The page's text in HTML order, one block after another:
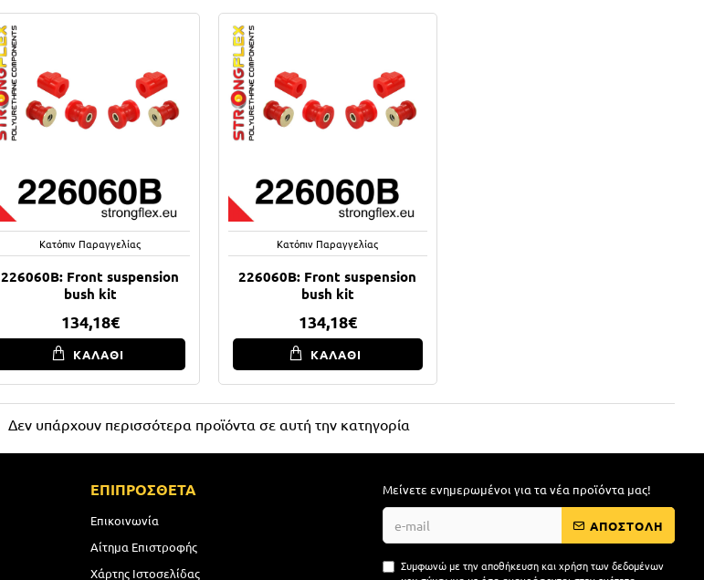
Κατόπιν Παραγγελίας
226060B: Front suspension
bush kit
134,18€
ΚΑΛΑΘΙ
Κατόπιν Παραγγελίας
226060B: Front suspension
bush kit
134,18€
ΚΑΛΑΘΙ
Δεν υπάρχουν περισσότερα προϊόντα σε αυτή την κατηγορία
ΕΠΙΠΡΟΣΘΕΤΑ
Επικοινωνία
Αίτημα Επιστροφής
Χάρτης Ιστοσελίδας
Μείνετε ενημερωμένοι για τα νέα προϊόντα μας!
ΑΠΟΣΤΟΛΗ
Συμφωνώ με την αποθήκευση και χρήση των δεδομένων